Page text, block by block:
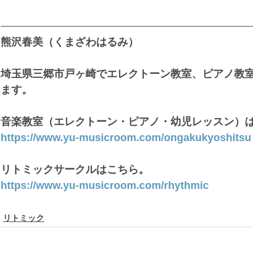
熊沢春美（くまざわはるみ）
埼玉県三郷市戸ヶ崎でエレクトーン教室、ピアノ教
ます。
音楽教室（エレクトーン・ピアノ・幼児レッスン）
https://www.yu-musicroom.com/ongakukyoshitsu
リトミックサークルはこちら。
https://www.yu-musicroom.com/rhythmic
リトミック